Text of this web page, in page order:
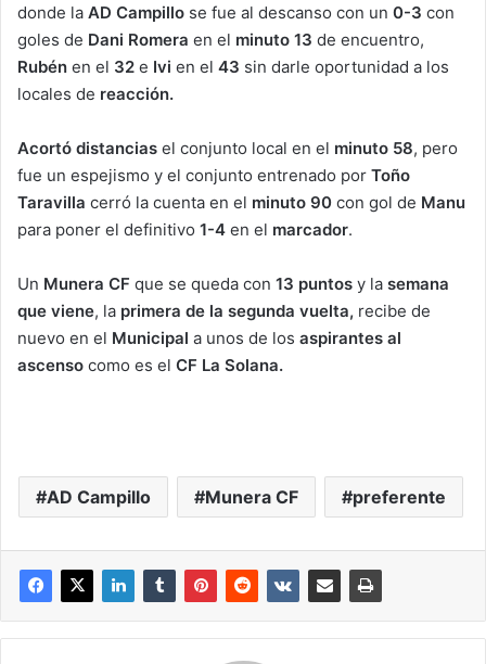
donde la AD Campillo se fue al descanso con un 0-3 con
goles de Dani Romera en el minuto 13 de encuentro,
Rubén en el 32 e Ivi en el 43 sin darle oportunidad a los
locales de reacción.
Acortó distancias el conjunto local en el minuto 58, pero
fue un espejismo y el conjunto entrenado por Toño
Taravilla cerró la cuenta en el minuto 90 con gol de Manu
para poner el definitivo 1-4 en el marcador.
Un Munera CF que se queda con 13 puntos y la semana
que viene, la primera de la segunda vuelta, recibe de
nuevo en el Municipal a unos de los aspirantes al
ascenso como es el CF La Solana.
AD Campillo Munera CF preferente